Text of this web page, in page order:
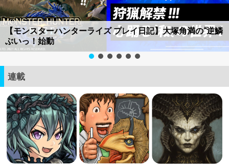
【モンスターハンターライズ プレイ日記】大塚角満の“逆鱗
ぶいっ！始動
連載